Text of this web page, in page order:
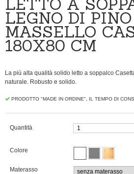
LETTO A
LEGNO DI PINO
MASSELLO
180X80 CM
La più alta qualità solido letto a soppalco
naturale. Robusto e solido.
PRODOTTO "MADE IN ORDINE", IL TEMPO DI
Quantità
Colore
Materasso